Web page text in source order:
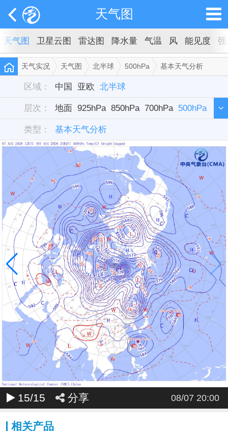
天气图
天气图 卫星云图 雷达图 降水量 气温 风 能见度
天气实况 天气图 北半球 500hPa 基本天气分析
区域： 中国 亚欧 北半球
层次： 地面 925hPa 850hPa 700hPa 500hPa
200hPa 100hPa
类型： 基本天气分析
15/15 分享 08/07 20:00
相关产品